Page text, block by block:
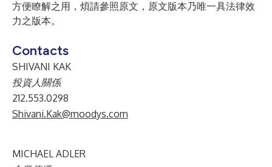
方便瞭解之用，煩請參照原文，原文版本乃唯一具法律效
力之版本。
Contacts
SHIVANI KAK
投資人關係
212.553.0298
Shivani.Kak@moodys.com
MICHAEL ADLER